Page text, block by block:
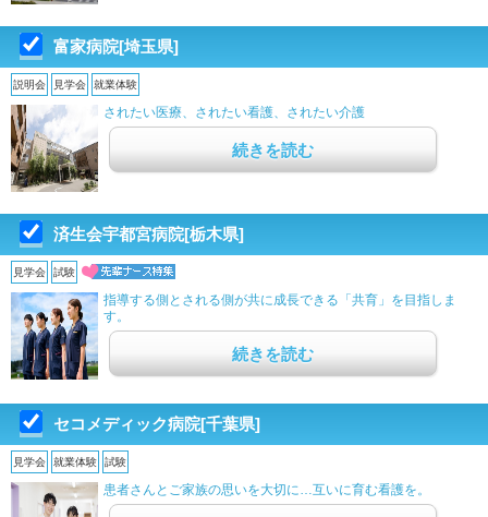
富家病院[埼玉県]
説明会 見学会 就業体験
されたい医療、されたい看護、されたい介護
続きを読む
済生会宇都宮病院[栃木県]
見学会 試験
指導する側とされる側が共に成長できる「共育」を目指しま
す。
続きを読む
セコメディック病院[千葉県]
見学会 就業体験 試験
患者さんとご家族の思いを大切に…互いに育む看護を。